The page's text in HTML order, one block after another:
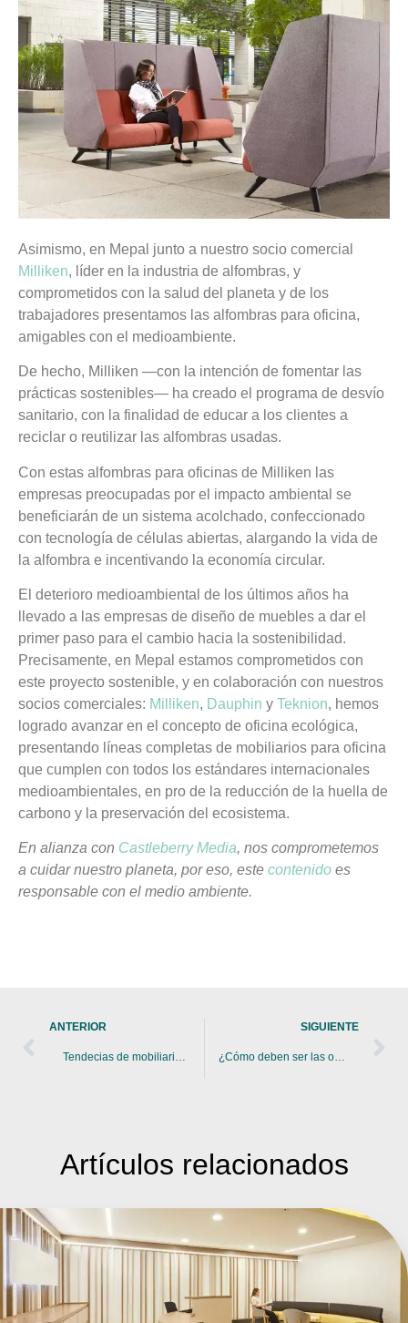
Asimismo, en Mepal junto a nuestro socio comercial
Milliken, líder en la industria de alfombras, y
comprometidos con la salud del planeta y de los
trabajadores presentamos las alfombras para oficina,
amigables con el medioambiente.
De hecho, Milliken —con la intención de fomentar las
prácticas sostenibles— ha creado el programa de desvío
sanitario, con la finalidad de educar a los clientes a
reciclar o reutilizar las alfombras usadas.
Con estas alfombras para oficinas de Milliken las
empresas preocupadas por el impacto ambiental se
beneficiarán de un sistema acolchado, confeccionado
con tecnología de células abiertas, alargando la vida de
la alfombra e incentivando la economía circular.
El deterioro medioambiental de los últimos años ha
llevado a las empresas de diseño de muebles a dar el
primer paso para el cambio hacia la sostenibilidad.
Precisamente, en Mepal estamos comprometidos con
este proyecto sostenible, y en colaboración con nuestros
socios comerciales: Milliken, Dauphin y Teknion, hemos
logrado avanzar en el concepto de oficina ecológica,
presentando líneas completas de mobiliarios para oficina
que cumplen con todos los estándares internacionales
medioambientales, en pro de la reducción de la huella de
carbono y la preservación del ecosistema.
En alianza con Castleberry Media, nos comprometemos
a cuidar nuestro planeta, por eso, este contenido es
responsable con el medio ambiente.
ANTERIOR
Tendecias de mobiliario para este año
SIGUIENTE
¿Cómo deben ser las oficinas de hoy? El wellness como tendencia en el diseño
Artículos relacionados